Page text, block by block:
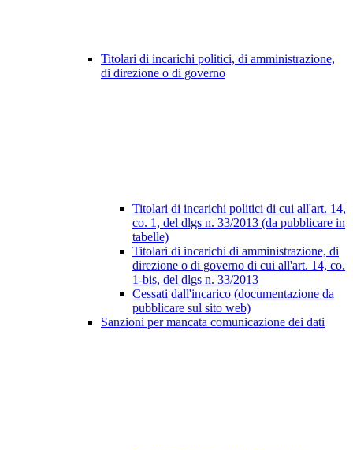
Titolari di incarichi politici, di amministrazione,
di direzione o di governo
Titolari di incarichi politici di cui all'art. 14,
co. 1, del dlgs n. 33/2013 (da pubblicare in
tabelle)
Titolari di incarichi di amministrazione, di
direzione o di governo di cui all'art. 14, co.
1-bis, del dlgs n. 33/2013
Cessati dall'incarico (documentazione da
pubblicare sul sito web)
Sanzioni per mancata comunicazione dei dati